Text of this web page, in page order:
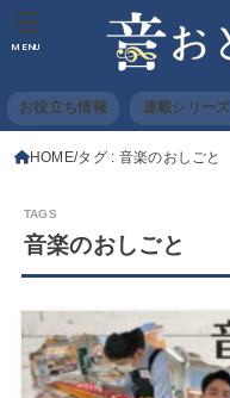
お役立ち情報 連載シリーズ
MENU
HOME タグ : 音楽のおしごと
音楽のおしごと